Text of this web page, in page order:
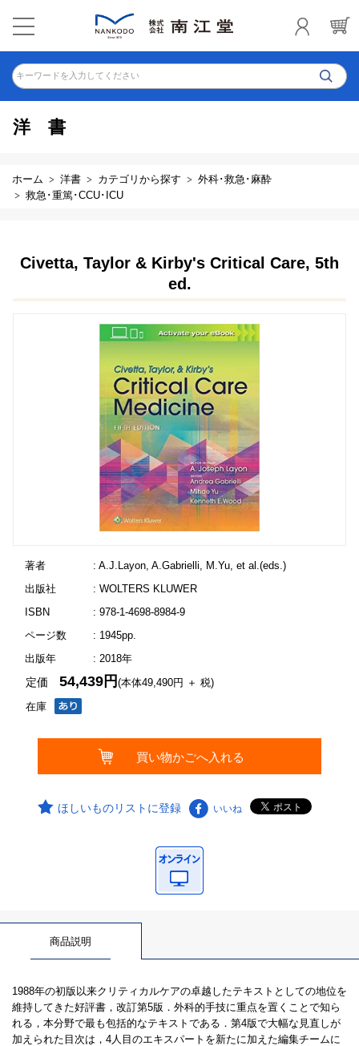
キーワードを入力してください
洋書
ホーム 洋書 カテゴリから探す
外科･救急･麻酔
救急･重篤･CCU･ICU
Civetta, Taylor & Kirby's Critical Care, 5th
ed.
著者
: A.J.Layon, A.Gabrielli, M.Yu, et al.(eds.)
出版社
: WOLTERS KLUWER
ISBN
: 978-1-4698-8984-9
ページ数
: 1945pp.
出版年
: 2018年
在庫
定価54,439円(本体49,490円 ＋ 税)
ほしいものリストに登録 いいね
商品説明
1988年の初版以来クリティカルケアの卓越したテキストとしての地位を
維持してきた好評書，改訂第5版．外科的手技に重点を置くことで知ら
れる，本分野で最も包括的なテキストである．第4版で大幅な見直しが
加えられた目次は，4人目のエキスパートを新たに加えた編集チームに